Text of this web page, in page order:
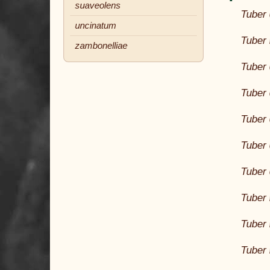
suaveolens
uncinatum
zambonelliae
Tuber
Tuber
Tuber
Tuber
Tuber
Tuber
Tuber
Tuber
Tuber
Tuber